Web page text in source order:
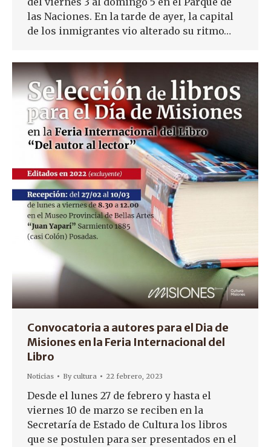
las Naciones. En la tarde de ayer, la capital
de los inmigrantes vio alterado su ritmo…
Convocatoria a autores para el Dia de
Misiones en la Feria Internacional del
Libro
Noticias Bycultura 22 febrero, 2023
Desde el lunes 27 de febrero y hasta el
viernes 10 de marzo se reciben en la
Secretaría de Estado de Cultura los libros
que se postulen para ser presentados en el